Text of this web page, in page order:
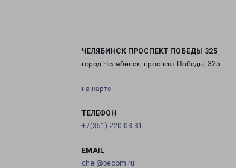
ЧЕЛЯБИНСК ПРОСПЕКТ ПОБЕДЫ 325
город Челябинск, проспект Победы, 325
на карте
ТЕЛЕФОН
+7(351) 220-03-31
EMAIL
chel@pecom.ru